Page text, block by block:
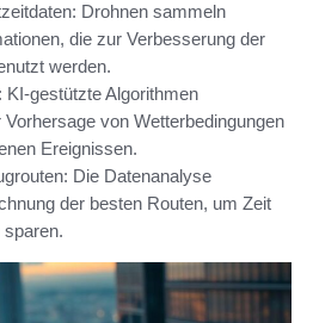
Drohnen sammeln
die zur Verbesserung der
werden.
KI-gestützte Algorithmen
von Wetterbedingungen
Ereignissen.
Die Datenanalyse
der besten Routen, um Zeit